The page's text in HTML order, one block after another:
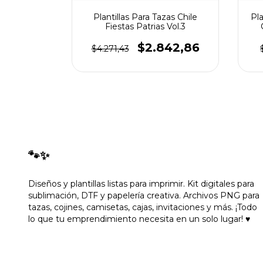
Plantillas Para Tazas Chile
Fiestas Patrias Vol.3
$4.271,43 $2.842,86
🐾✨
Diseños y plantillas listas para imprimir. Kit digitales para
sublimación, DTF y papelería creativa. Archivos PNG para
tazas, cojines, camisetas, cajas, invitaciones y más. ¡Todo
lo que tu emprendimiento necesita en un solo lugar! ♥